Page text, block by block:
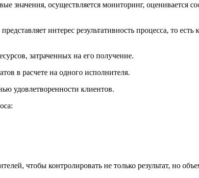
значения, осуществляется мониторинг, оценивается
интерес результативность процесса, то есть
затраченных на его получение.
в расчете на одного исполнителя.
удовлетворенности клиентов.
чтобы контролировать не только результат, но